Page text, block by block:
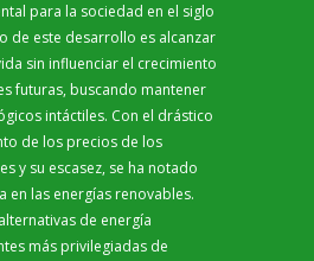
para la sociedad en el siglo
de este desarrollo es alcanzar
sin influenciar el crecimiento
futuras, buscando mantener
intáctiles. Con el drástico
de los precios de los
y su escasez, se ha notado
en las energías renovables.
de energía
más privilegiadas de